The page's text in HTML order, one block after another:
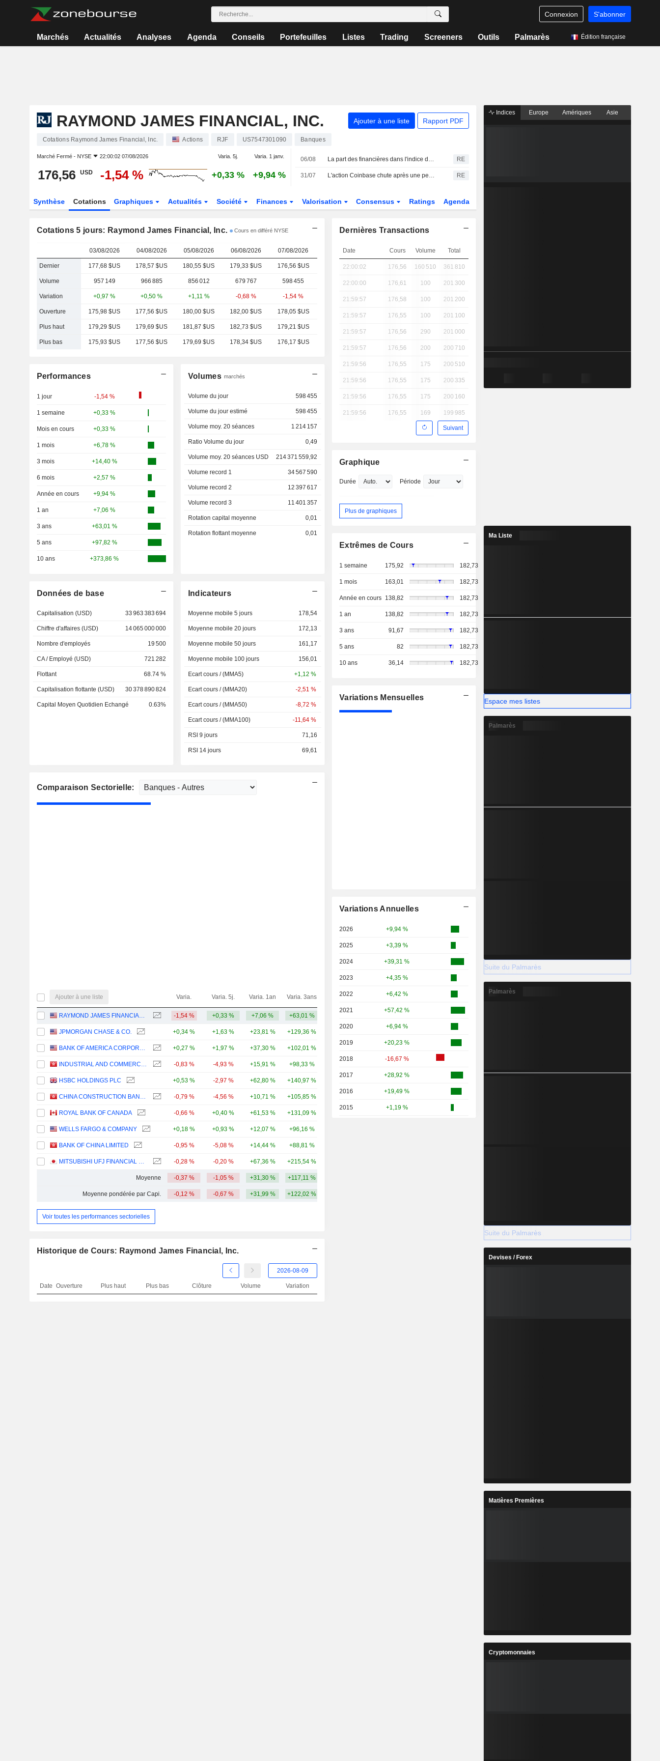
Connexion S'abonner
Marchés Actualités Analyses Agenda Conseils Portefeuilles Listes Trading Screeners Outils Palmarès Édition française
RAYMOND JAMES FINANCIAL, INC. Ajouter à une liste Rapport PDF
Cotations Raymond James Financial, Inc. Actions RJF US7547301090 Banques
Marché Fermé - NYSE 22:00:02 07/08/2026 Varia. 5j. Varia. 1 janv.
176,56 USD -1,54 % +0,33 % +9,94 %
06/08 La part des financières dans l'indice de Toronto atteint un sommet de 8 ans face à l'envolée des valorisations bancaires RE
31/07 L'action Coinbase chute après une perte trimestrielle, les analystes soutiennent la stratégie de diversification RE
Synthèse Cotations Graphiques Actualités Société Finances Valorisation Consensus Ratings Agenda
Cotations 5 jours: Raymond James Financial, Inc. Cours en différé NYSE
03/08/2026 04/08/2026 05/08/2026 06/08/2026 07/08/2026
Dernier 177,68 $US 178,57 $US 180,55 $US 179,33 $US 176,56 $US
Volume 957 149 966 885 856 012 679 767 598 455
Variation +0,97 % +0,50 % +1,11 % -0,68 % -1,54 %
Ouverture 175,98 $US 177,56 $US 180,00 $US 182,00 $US 178,05 $US
Plus haut 179,29 $US 179,69 $US 181,87 $US 182,73 $US 179,21 $US
Plus bas 175,93 $US 177,56 $US 179,69 $US 178,34 $US 176,17 $US
Performances
1 jour -1,54 %
1 semaine +0,33 %
Mois en cours +0,33 %
1 mois +6,78 %
3 mois +14,40 %
6 mois +2,57 %
Année en cours +9,94 %
1 an +7,06 %
3 ans +63,01 %
5 ans +97,82 %
10 ans +373,86 %
Volumes marchés
Volume du jour 598 455
Volume du jour estimé 598 455
Volume moy. 20 séances 1 214 157
Ratio Volume du jour 0,49
Volume moy. 20 séances USD 214 371 559,92
Volume record 1 34 567 590
Volume record 2 12 397 617
Volume record 3 11 401 357
Rotation capital moyenne 0,01
Rotation flottant moyenne 0,01
Données de base
Capitalisation (USD) 33 963 383 694
Chiffre d'affaires (USD) 14 065 000 000
Nombre d'employés 19 500
CA / Employé (USD) 721 282
Flottant 68.74 %
Capitalisation flottante (USD) 30 378 890 824
Capital Moyen Quotidien Echangé 0.63%
Indicateurs
Moyenne mobile 5 jours 178,54
Moyenne mobile 20 jours 172,13
Moyenne mobile 50 jours 161,17
Moyenne mobile 100 jours 156,01
Ecart cours / (MMA5) +1,12 %
Ecart cours / (MMA20) -2,51 %
Ecart cours / (MMA50) -8,72 %
Ecart cours / (MMA100) -11,64 %
RSI 9 jours 71,16
RSI 14 jours 69,61
Comparaison Sectorielle:
Ajouter à une liste Varia. Varia. 5j. Varia. 1an Varia. 3ans Capi.($)
RAYMOND JAMES FINANCIAL, INC. -1,54 % +0,33 % +7,06 % +63,01 %
JPMORGAN CHASE & CO. +0,34 % +1,63 % +23,81 % +129,36 %
BANK OF AMERICA CORPORATION +0,27 % +1,97 % +37,30 % +102,01 %
INDUSTRIAL AND COMMERCIAL BANK OF CHINA LIMITED -0,83 % -4,93 % +15,91 % +98,33 %
HSBC HOLDINGS PLC +0,53 % -2,97 % +62,80 % +140,97 %
CHINA CONSTRUCTION BANK CORPORATION -0,79 % -4,56 % +10,71 % +105,85 %
ROYAL BANK OF CANADA -0,66 % +0,40 % +61,53 % +131,09 %
WELLS FARGO & COMPANY +0,18 % +0,93 % +12,07 % +96,16 %
BANK OF CHINA LIMITED -0,95 % -5,08 % +14,44 % +88,81 %
MITSUBISHI UFJ FINANCIAL GROUP, INC. -0,28 % -0,20 % +67,36 % +215,54 %
Moyenne -0,37 % -1,05 % +31,30 % +117,11 %
Moyenne pondérée par Capi. -0,12 % -0,67 % +31,99 % +122,02 %
Voir toutes les performances sectorielles
Historique de Cours: Raymond James Financial, Inc.
Date Ouverture Plus haut Plus bas Clôture Volume Variation
Dernières Transactions
Date Cours Volume Total
22:00:02 176,56 160 510 361 810
22:00:00 176,61 100 201 300
21:59:57 176,58 100 201 200
21:59:57 176,55 100 201 100
21:59:57 176,56 290 201 000
21:59:57 176,56 200 200 710
21:59:56 176,55 175 200 510
21:59:56 176,55 175 200 335
21:59:56 176,55 175 200 160
21:59:56 176,55 169 199 985
Suivant
Graphique
Durée Période
Plus de graphiques
Extrêmes de Cours
1 semaine 175,92 182,73
1 mois 163,01 182,73
Année en cours 138,82 182,73
1 an 138,82 182,73
3 ans 91,67 182,73
5 ans 82 182,73
10 ans 36,14 182,73
Variations Mensuelles
Variations Annuelles
2026 +9,94 %
2025 +3,39 %
2024 +39,31 %
2023 +4,35 %
2022 +6,42 %
2021 +57,42 %
2020 +6,94 %
2019 +20,23 %
2018 -16,67 %
2017 +28,92 %
2016 +19,49 %
2015 +1,19 %
Indices Europe Amériques Asie
Ma Liste
Espace mes listes
Palmarès
Suite du Palmarès
Palmarès
Suite du Palmarès
Devises / Forex
Matières Premières
Cryptomonnaies